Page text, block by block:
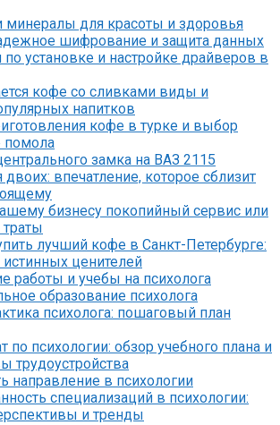
минералы для красоты и здоровья
шифрование и защита данных
по установке и настройке драйверов в
кофе со сливками виды и
напитков
кофе в турке и выбор
помола
замка на ВАЗ 2115
впечатление, которое сблизит
бизнесу покопийный сервис или
лучший кофе в Санкт-Петербурге:
ценителей
работы и учебы на психолога
образование психолога
психолога: пошаговый план
по психологии: обзор учебного плана и
трудоустройства
направление в психологии
специализаций в психологии:
и тренды